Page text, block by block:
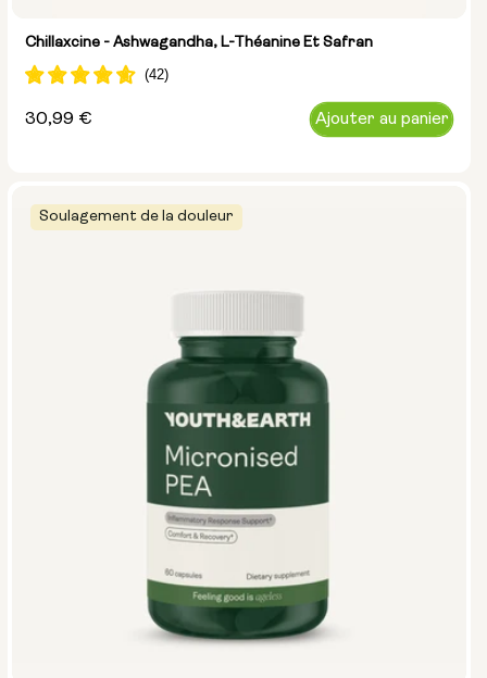
Chillaxcine - Ashwagandha, L-Théanine Et Safran
Prix
30,99 € Ajouter au panier
Soulagement de la douleur